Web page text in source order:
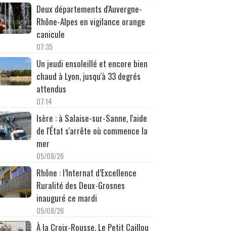
Deux départements d'Auvergne-
Rhône-Alpes en vigilance orange
canicule
07:35
Un jeudi ensoleillé et encore bien
chaud à Lyon, jusqu'à 33 degrés
attendus
07:14
Isère : à Salaise-sur-Sanne, l'aide
de l'État s'arrête où commence la
mer
05/08/26
Rhône : l’Internat d’Excellence
Ruralité des Deux-Grosnes
inauguré ce mardi
05/08/26
À la Croix-Rousse, Le Petit Caillou